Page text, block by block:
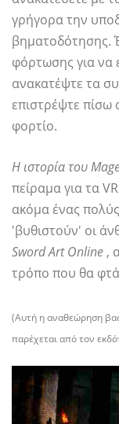
γρήγορα την
βηματοδότησης.
φόρτωσης για να
ανακατέψτε τα
επιστρέψτε πίσω
φορτίο.
Η ιστορία του
πείραμα για τα
ακόμα ένας
'βυθιστούν' οι
Sword Art Online ,
τρόπο που θα
(Αυτή η αναθεώρηση
παρέχεται από τον